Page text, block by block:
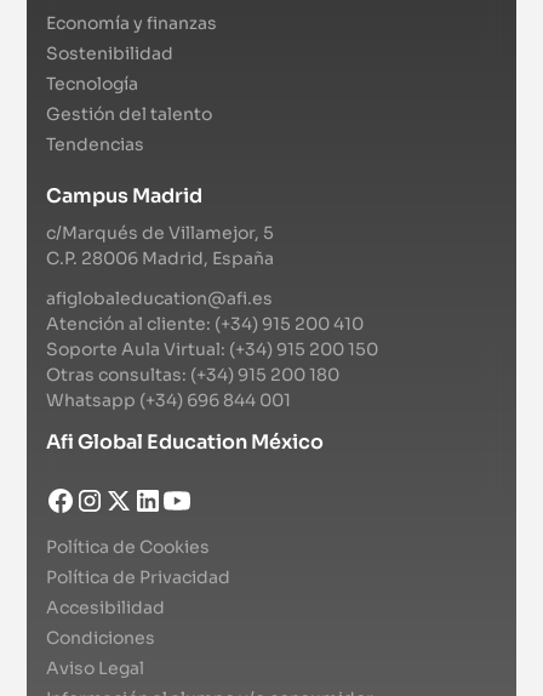
Economía y finanzas
Sostenibilidad
Tecnología
Gestión del talento
Tendencias
Campus Madrid
c/Marqués de Villamejor, 5
C.P. 28006 Madrid, España
afiglobaleducation@afi.es
Atención al cliente: (+34) 915 200 410
Soporte Aula Virtual: (+34) 915 200 150
Otras consultas: (+34) 915 200 180
Whatsapp (+34) 696 844 001
Afi Global Education México
Política de Cookies
Política de Privacidad
Accesibilidad
Condiciones
Aviso Legal